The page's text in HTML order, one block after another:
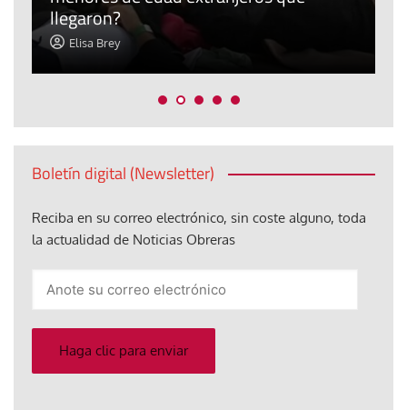
llegaron?
Elisa Brey
Boletín digital (Newsletter)
Reciba en su correo electrónico, sin coste alguno, toda
la actualidad de Noticias Obreras
electrónico
Haga clic para enviar